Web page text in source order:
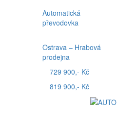
Automatická
převodovka
Ostrava – Hrabová
prodejna
729 900,- Kč
819 900,- Kč